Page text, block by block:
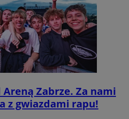
Areną Zabrze. Za nami
z gwiazdami rapu!